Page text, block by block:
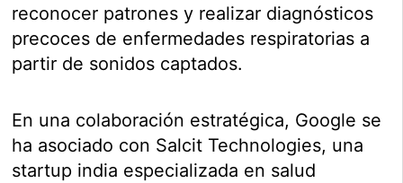
reconocer patrones y realizar diagnósticos
precoces de enfermedades respiratorias a
partir de sonidos captados.
En una colaboración estratégica, Google se
ha asociado con Salcit Technologies, una
startup india especializada en salud